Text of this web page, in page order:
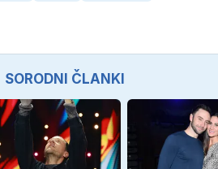
SORODNI ČLANKI